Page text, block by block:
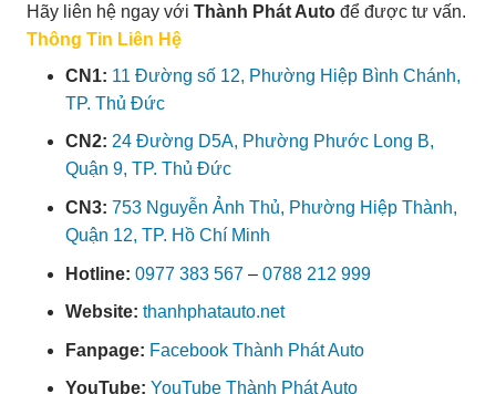
Hãy liên hệ ngay với Thành Phát Auto để được tư vấn.
Thông Tin Liên Hệ
CN1: 11 Đường số 12, Phường Hiệp Bình Chánh,
TP. Thủ Đức
CN2: 24 Đường D5A, Phường Phước Long B,
Quận 9, TP. Thủ Đức
CN3: 753 Nguyễn Ảnh Thủ, Phường Hiệp Thành,
Quận 12, TP. Hồ Chí Minh
Hotline: 0977 383 567 – 0788 212 999
Website: thanhphatauto.net
Fanpage: Facebook Thành Phát Auto
YouTube: YouTube Thành Phát Auto